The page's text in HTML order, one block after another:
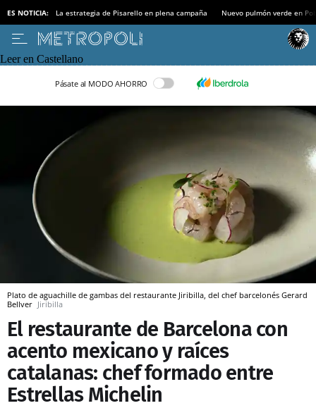
ES NOTICIA: La estrategia de Pisarello en plena campaña Nuevo pulmón verde en
Leer en Castellano
Pásate al MODO AHORRO
Plato de aguachille de gambas del restaurante Jiribilla, del chef barcelonés Gerard
Bellver Jiribilla
El restaurante de Barcelona con
acento mexicano y raíces
catalanas: chef formado entre
Estrellas Michelin